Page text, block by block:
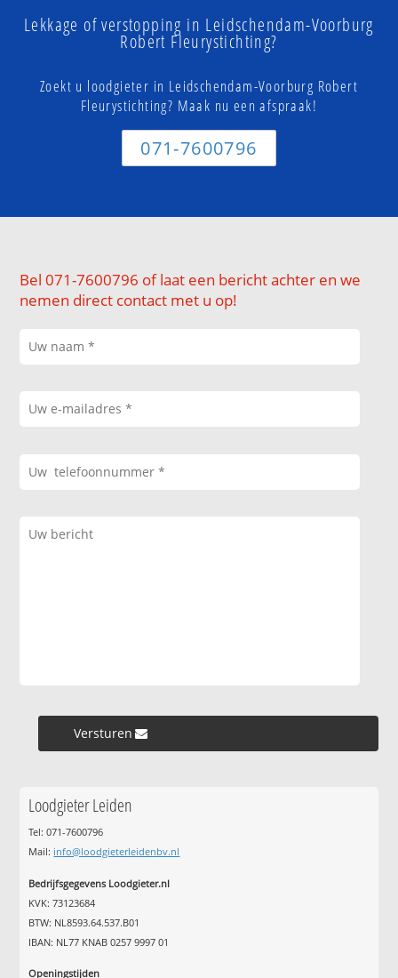
Lekkage of verstopping in Leidschendam-Voorburg
Robert Fleurystichting?
Zoekt u loodgieter in Leidschendam-Voorburg Robert
Fleurystichting? Maak nu een afspraak!
071-7600796
Bel 071-7600796 of laat een bericht achter en we
nemen direct contact met u op!
Versturen »
Loodgieter Leiden
Tel: 071-7600796
Mail: info@loodgieterleidenbv.nl
Bedrijfsgegevens Loodgieter.nl
KVK: 73123684
BTW: NL8593.64.537.B01
IBAN: NL77 KNAB 0257 9997 01
Openingstijden